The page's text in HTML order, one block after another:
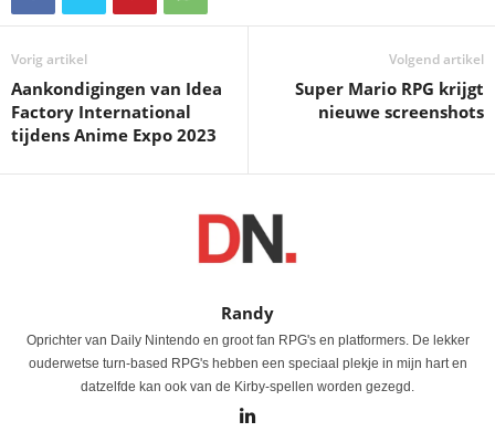
Vorig artikel
Aankondigingen van Idea
Factory International
tijdens Anime Expo 2023
Volgend artikel
Super Mario RPG krijgt
nieuwe screenshots
Randy
Oprichter van Daily Nintendo en groot fan RPG's en platformers. De lekker
ouderwetse turn-based RPG's hebben een speciaal plekje in mijn hart en
datzelfde kan ook van de Kirby-spellen worden gezegd.